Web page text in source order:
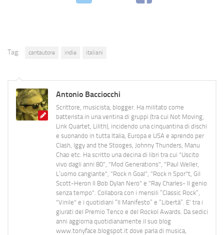
Tag: cantautore indie italiani
Antonio Bacciocchi
Scrittore, musicista, blogger. Ha militato come
batterista in una ventina di gruppi (tra cui Not Moving,
Link Quartet, Lilith), incidendo una cinquantina di dischi
e suonando in tutta Italia, Europa e USA e aprendo per
Clash, Iggy and the Stooges, Johnny Thunders, Manu
Chao etc. Ha scritto una decina di libri tra cui "Uscito
vivo dagli anni 80", "Mod Generations", "Paul Weller,
L’uomo cangiante", "Rock n Goal", "Rock n Spor"t, Gil
Scott-Heron Il Bob Dylan Nero" e "Ray Charles- Il genio
senza tempo". Collabora con i mensili “Classic Rock”,
"Vinile" e i quotidiani “Il Manifesto” e “Libertà”. E' tra i
giurati del Premio Tenco e del Rockol Awards. Da sedici
anni aggiorna quotidianamente il suo blog
www.tonyface.blogspot.it dove parla di musica,